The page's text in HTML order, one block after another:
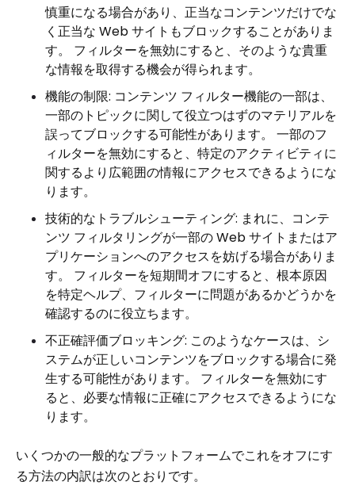
慎重になる場合があり、正当なコンテンツだけでな
く正当な Web サイトもブロックすることがありま
す。 フィルターを無効にすると、そのような貴重
な情報を取得する機会が得られます。
機能の制限: コンテンツ フィルター機能の一部は、
一部のトピックに関して役立つはずのマテリアルを
誤ってブロックする可能性があります。 一部のフ
ィルターを無効にすると、特定のアクティビティに
関するより広範囲の情報にアクセスできるようにな
ります。
技術的なトラブルシューティング: まれに、コンテ
ンツ フィルタリングが一部の Web サイトまたはア
プリケーションへのアクセスを妨げる場合がありま
す。 フィルターを短期間オフにすると、根本原因
を特定ヘルプ、フィルターに問題があるかどうかを
確認するのに役立ちます。
不正確評価ブロッキング: このようなケースは、シ
ステムが正しいコンテンツをブロックする場合に発
生する可能性があります。 フィルターを無効にす
ると、必要な情報に正確にアクセスできるようにな
ります。
いくつかの一般的なプラットフォームでこれをオフにす
る方法の内訳は次のとおりです。